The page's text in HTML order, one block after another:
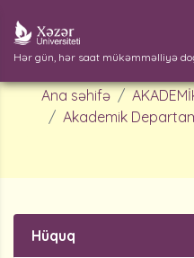
Hər gün, hər saat mükəmməlliyə
Ana səhifə
Akademik
Hüquq